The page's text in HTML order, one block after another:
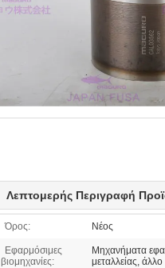
Λεπτομερής Περιγραφή
Όρος: Νέος
Εφαρμόσιμες
βιομηχανίες:
Μηχανήματα
μεταλλείας, άλλο